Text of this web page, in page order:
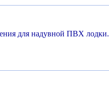
для надувной ПВХ лодки.